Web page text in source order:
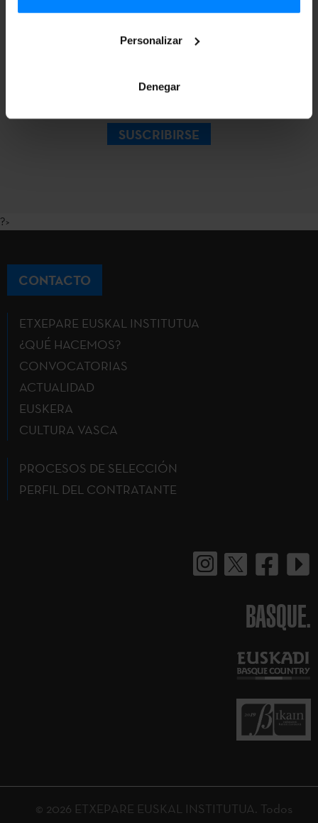
Personalizar
Denegar
recibir más
SUSCRIBIRSE
?>
CONTACTO
ETXEPARE EUSKAL INSTITUTUA
¿QUÉ HACEMOS?
CONVOCATORIAS
ACTUALIDAD
EUSKERA
CULTURA VASCA
PROCESOS DE SELECCIÓN
PERFIL DEL CONTRATANTE
BASQUE.
© 2026 ETXEPARE EUSKAL INSTITUTUA. Todos